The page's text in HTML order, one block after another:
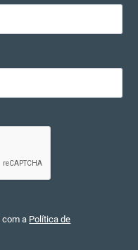
com a Política de